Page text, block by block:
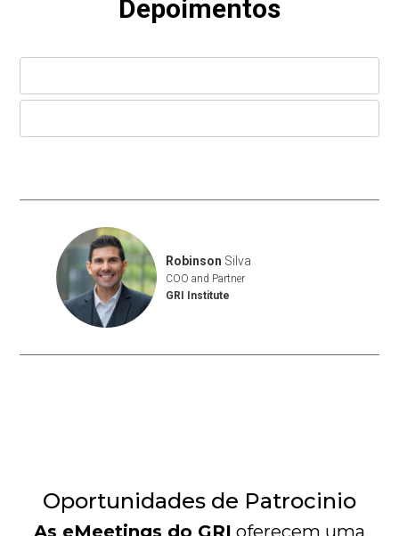
Depoimentos
Robinson Silva
COO and Partner
GRI Institute
Oportunidades de Patrocinio